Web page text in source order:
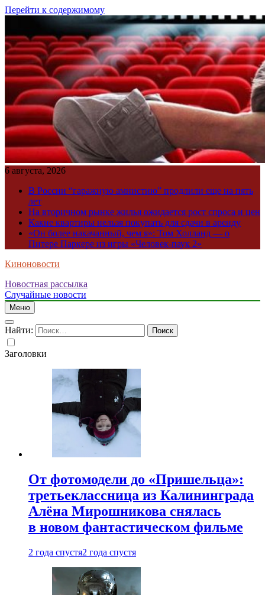
Перейти к содержимому
6 августа, 2026
В России “гаражную амнистию” продлили еще на пять
лет
На вторичном рынке жилья ожидается рост спроса и цен
Какие квартиры нельзя покупать для сдачи в аренду
«Он более накачанный, чем я»: Том Холланд — о
Питере Паркере из игры «Человек-паук 2»
Киноновости
Новостная рассылка
Случайные новости
Меню
Найти:
Заголовки
От фотомодели до «Пришельца»:
третьеклассница из Калининграда
Алёна Мирошникова снялась
в новом фантастическом фильме
2 года спустя2 года спустя